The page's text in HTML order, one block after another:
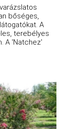
bőséges,
A
terebélyes
A 'Natchez'